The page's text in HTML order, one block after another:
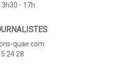
- 17h
quae.com
24 28